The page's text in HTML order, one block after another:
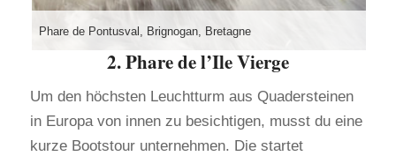
Phare de Pontusval, Brignogan, Bretagne
2. Phare de l’Ile Vierge
Um den höchsten Leuchtturm aus Quadersteinen
in Europa von innen zu besichtigen, musst du eine
kurze Bootstour unternehmen. Die startet